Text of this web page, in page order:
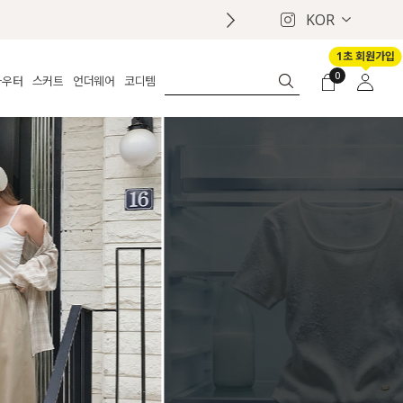
KOR
터
켓
집업
트
딩
스커트
롱
데님
린넨
미니/미디
팬츠 스커트
언더웨어
보정웨어
브라
팬티
인견
나시/속바지
파자마
ETC
세트
코디템
MADE
신상
벨트
슈즈
백
쥬얼리
액세서리
양말/스타킹
세트
0
1초 회원가입